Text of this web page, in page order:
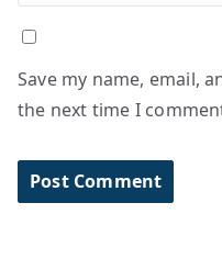
Save my name, email,
the next time I